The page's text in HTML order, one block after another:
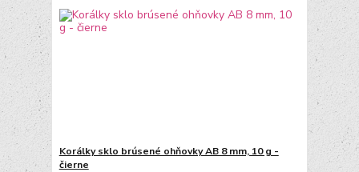
Korálky sklo brúsené ohňovky AB 8 mm, 10 g -
čierne